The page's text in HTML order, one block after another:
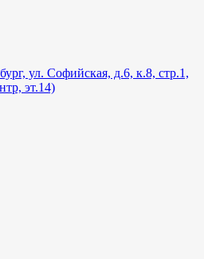
ул. Софийская, д.6, к.8, стр.1,
эт.14)